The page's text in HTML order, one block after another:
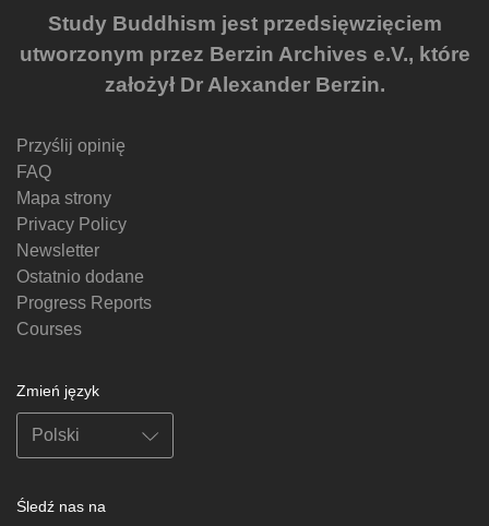
Study Buddhism jest przedsięwzięciem
utworzonym przez Berzin Archives e.V., które
założył Dr Alexander Berzin.
Przyślij opinię
FAQ
Mapa strony
Privacy Policy
Newsletter
Ostatnio dodane
Progress Reports
Courses
Zmień język
Śledź nas na